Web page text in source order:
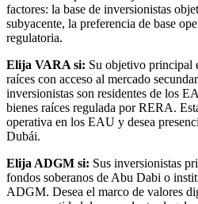
factores: la base de inversionistas
subyacente, la preferencia de base
regulatoria.
Elija VARA si: Su objetivo principal
raíces con acceso al mercado
inversionistas son residentes de los
bienes raíces regulada por RERA.
operativa en los EAU y desea
Dubái.
Elija ADGM si: Sus inversionistas
fondos soberanos de Abu Dabi o
ADGM. Desea el marco de valores